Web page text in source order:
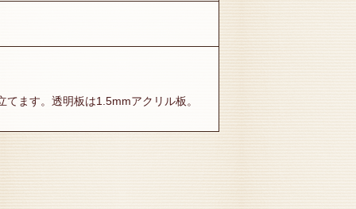
ます。透明板は1.5mmアクリル板。